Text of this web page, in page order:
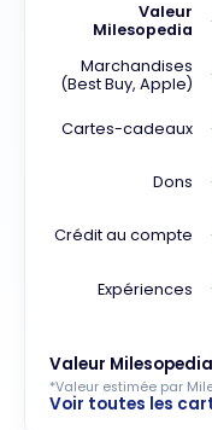
Valeur
Milesopedia
Marchandises
(Best Buy, Apple)
Cartes-cadeaux
Dons
Crédit au compte
Expériences
Valeur
*Valeur estimée par
Voir toutes les